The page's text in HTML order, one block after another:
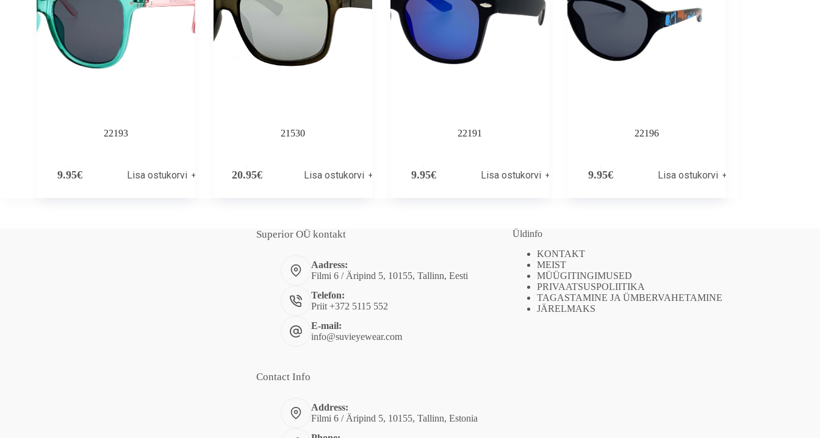
22193
9.95€ Lisa ostukorvi
21530
20.95€ Lisa ostukorvi
22191
9.95€ Lisa ostukorvi
22196
9.95€ Lisa ostukorvi
Superior OÜ kontakt
Aadress:
Filmi 6 / Äripind 5, 10155, Tallinn, Eesti
Telefon:
Priit +372 5115 552
E-mail:
info@suvieyewear.com
Contact Info
Address:
Filmi 6 / Äripind 5, 10155, Tallinn, Estonia
Üldinfo
KONTAKT
MEIST
MÜÜGITINGIMUSED
PRIVAATSUSPOLIITIKA
TAGASTAMINE JA ÜMBERVAHETAMINE
JÄRELMAKS